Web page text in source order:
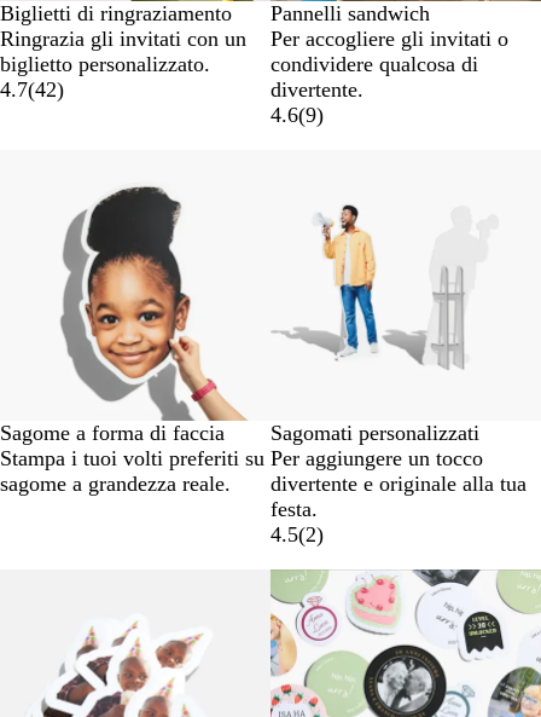
Biglietti di ringraziamento
Ringrazia gli invitati con un
biglietto personalizzato.
4.7(42)
Pannelli sandwich
Per accogliere gli invitati o
condividere qualcosa di
divertente.
4.6(9)
Sagome a forma di faccia
Stampa i tuoi volti preferiti su
sagome a grandezza reale.
Sagomati personalizzati
Per aggiungere un tocco
divertente e originale alla tua
festa.
4.5(2)
Nuove opzioni